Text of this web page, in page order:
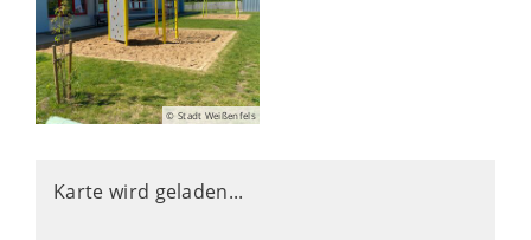
© Stadt Weißenfels
Karte wird geladen...